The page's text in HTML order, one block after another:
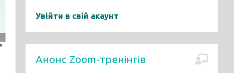
Увійти в свій акаунт
Анонс Zoom-тренінгів